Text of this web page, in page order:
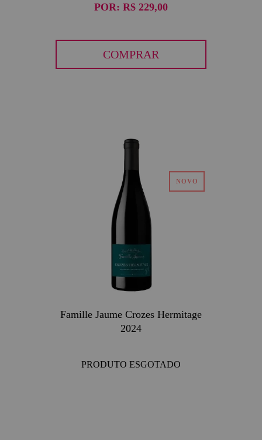
POR: R$ 229,00
COMPRAR
Famille Jaume Crozes Hermitage
2024
PRODUTO ESGOTADO